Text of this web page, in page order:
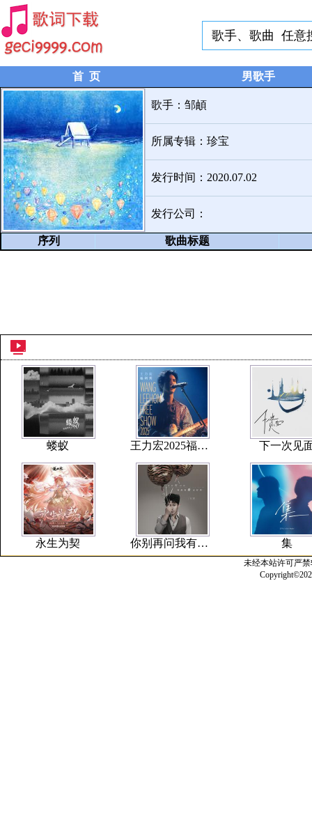
首 页 男歌手
歌手： 邹頔
所属专辑： 珍宝
发行时间：2020.07.02
发行公司：
序列 歌曲标题
蝼蚁 王力宏2025福利秀 下一次见
永生为契 你别再问我有没有爱过好吗 集
未经本站许可严